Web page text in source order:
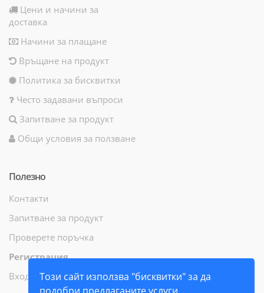
Този сайт използва "бисквитки" за да
Цени и начини за
доставка
Начини за плащане
Връщане на продукт
Политика за бисквитки
Често задавани въпроси
Запитване за продукт
Общи условия за ползване
Полезно
Контакти
Запитване за продукт
Проверете поръчка
Регистрация
Вход